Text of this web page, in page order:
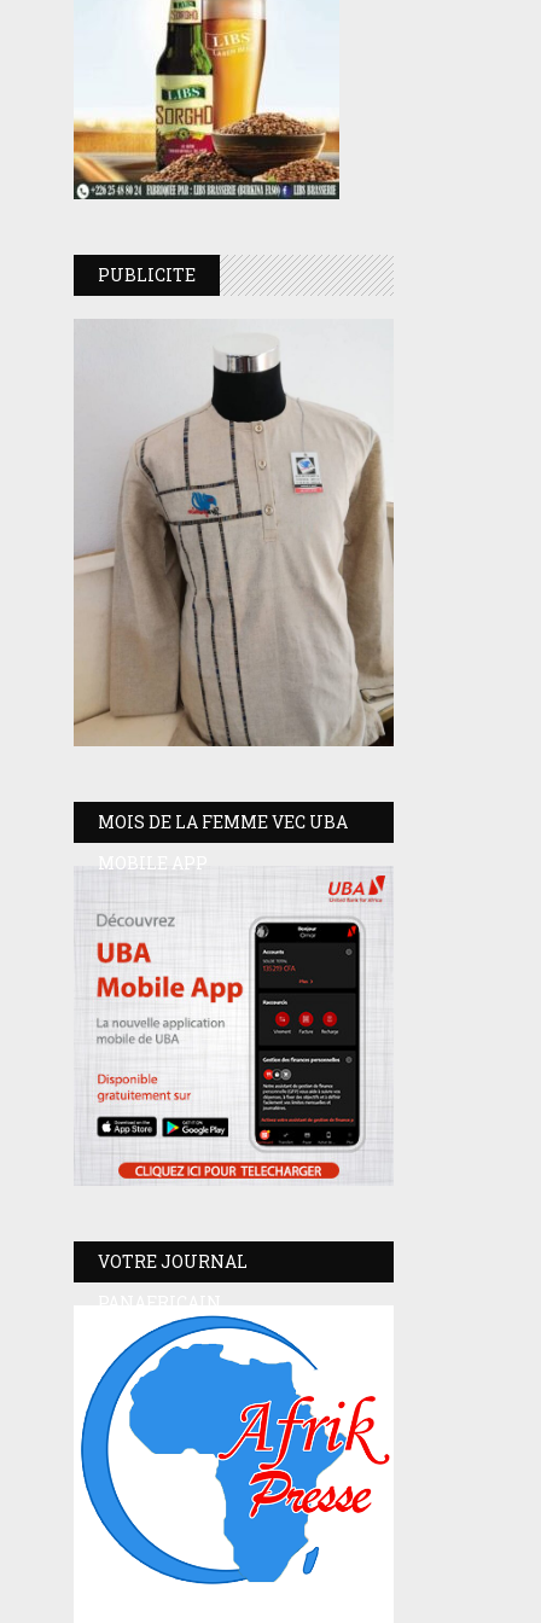
PUBLICITE
MOIS DE LA FEMME VEC UBA
MOBILE APP
VOTRE JOURNAL